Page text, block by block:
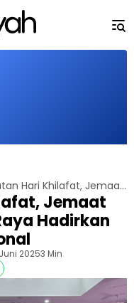
Peringatan Hari Khilafat, Jemaat Ahmadiyah Bekasi Raya Hadirkan Amir Nasional
Jemaat
Hadirkan
20253 Min